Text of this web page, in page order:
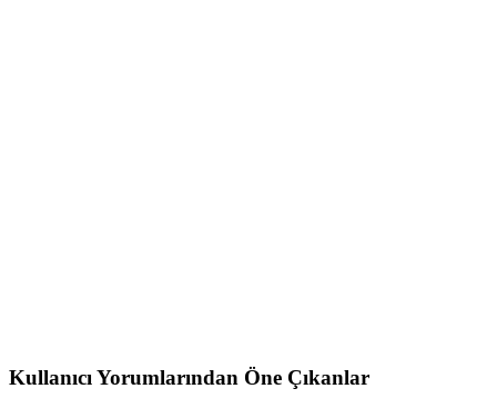
Kullanıcı Yorumlarından Öne Çıkanlar